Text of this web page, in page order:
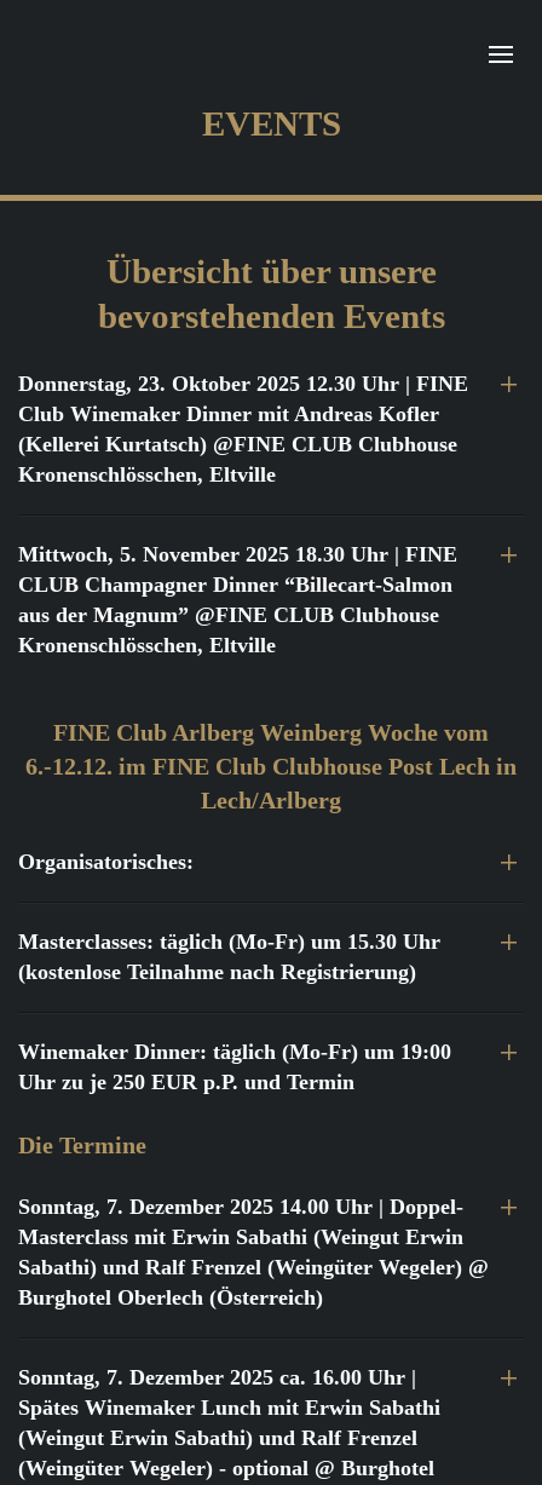
EVENTS
Übersicht über unsere
bevorstehenden Events
Donnerstag, 23. Oktober 2025 12.30 Uhr | FINE
Club Winemaker Dinner mit Andreas Kofler
(Kellerei Kurtatsch) @FINE CLUB Clubhouse
Kronenschlösschen, Eltville
Mittwoch, 5. November 2025 18.30 Uhr | FINE
CLUB Champagner Dinner “Billecart-Salmon
aus der Magnum” @FINE CLUB Clubhouse
Kronenschlösschen, Eltville
FINE Club Arlberg Weinberg Woche vom
6.-12.12. im FINE Club Clubhouse Post Lech in
Lech/Arlberg
Organisatorisches:
Masterclasses: täglich (Mo-Fr) um 15.30 Uhr
(kostenlose Teilnahme nach Registrierung)
Winemaker Dinner: täglich (Mo-Fr) um 19:00
Uhr zu je 250 EUR p.P. und Termin
Die Termine
Sonntag, 7. Dezember 2025 14.00 Uhr | Doppel-
Masterclass mit Erwin Sabathi (Weingut Erwin
Sabathi) und Ralf Frenzel (Weingüter Wegeler) @
Burghotel Oberlech (Österreich)
Sonntag, 7. Dezember 2025 ca. 16.00 Uhr |
Spätes Winemaker Lunch mit Erwin Sabathi
(Weingut Erwin Sabathi) und Ralf Frenzel
(Weingüter Wegeler) - optional @ Burghotel